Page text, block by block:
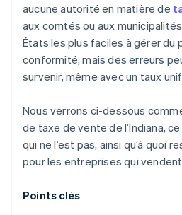
aucune autorité en matière de
aux comtés ou aux
États les plus faciles à gérer du
conformité, mais des erreurs
survenir, même avec un taux
Nous verrons ci-dessous
de taxe de vente de l’Indiana,
qui ne l’est pas, ainsi qu’à quoi
pour les entreprises qui vendent
Points clés